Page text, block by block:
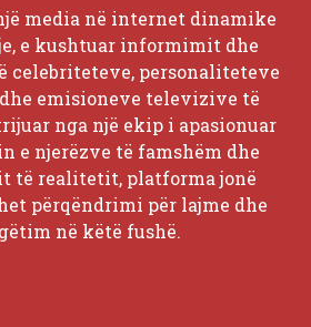
media në internet dinamike
e kushtuar informimit dhe
personaliteteve
emisioneve televizive të
nga një ekip i apasionuar
e njerëzve të famshëm dhe
të realitetit, platforma jonë
përqëndrimi për lajme dhe
në këtë fushë.